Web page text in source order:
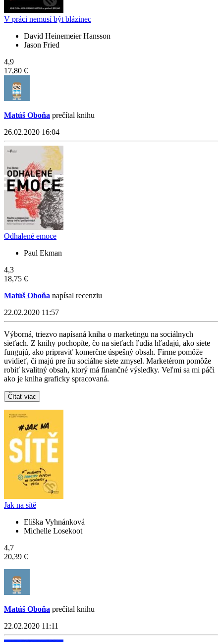
V práci nemusí být blázinec
David Heinemeier Hansson
Jason Fried
4,9
17,80 €
Matúš Oboňa prečítal knihu
26.02.2020 16:04
Odhalené emoce
Paul Ekman
4,3
18,75 €
Matúš Oboňa napísal recenziu
22.02.2020 11:57
Výborná, triezvo napísaná kniha o marketingu na sociálnych
sieťach. Z knihy pochopíte, čo na sieťach ľudia hľadajú, ako siete
fungujú, ako pripraviť komerčne úspešný obsah. Firme pomôže
uvidieť, či majú pre ňu sociálne siete zmysel. Marketérom pomôže
robiť kvalitný obsah, ktorý má finančné výsledky. Veľmi sa mi páči
ako je kniha graficky spracovaná.
Čítať viac
Jak na sítě
Eliška Vyhnánková
Michelle Losekoot
4,7
20,39 €
Matúš Oboňa prečítal knihu
22.02.2020 11:11